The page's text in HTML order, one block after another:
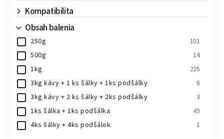
Kompatibilita
Obsah balenia
250g 101
500g 14
1kg 225
3kg kávy + 1 ks šálky + 1ks podšálky 6
3kg kávy + 2 ks šálky + 2ks podšálky 3
1ks šálka + 1ks podšálka 49
4ks šálky + 4ks podšálok 1